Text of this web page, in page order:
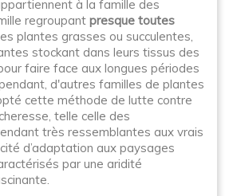
à la famille des
regroupant presque toutes
plantes grasses ou succulentes,
stockant dans leurs tissus des
faire face aux longues périodes
d'autres familles de plantes
cette méthode de lutte contre
telle celle des
très ressemblantes aux vrais
d’adaptation aux paysages
par une aridité